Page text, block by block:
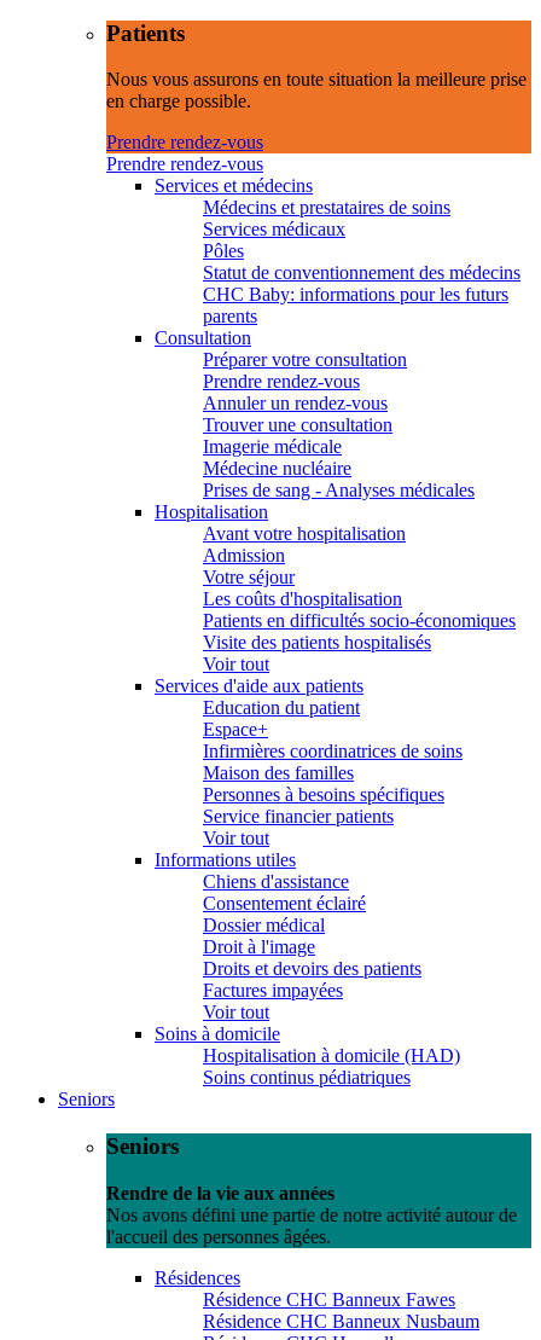
Patients
Nous vous assurons en toute situation la meilleure prise
en charge possible.
Prendre rendez-vous
Prendre rendez-vous
Services et médecins
Médecins et prestataires de soins
Services médicaux
Pôles
Statut de conventionnement des médecins
CHC Baby: informations pour les futurs
parents
Consultation
Préparer votre consultation
Prendre rendez-vous
Annuler un rendez-vous
Trouver une consultation
Imagerie médicale
Médecine nucléaire
Prises de sang - Analyses médicales
Hospitalisation
Avant votre hospitalisation
Admission
Votre séjour
Les coûts d'hospitalisation
Patients en difficultés socio-économiques
Visite des patients hospitalisés
Voir tout
Services d'aide aux patients
Education du patient
Espace+
Infirmières coordinatrices de soins
Maison des familles
Personnes à besoins spécifiques
Service financier patients
Voir tout
Informations utiles
Chiens d'assistance
Consentement éclairé
Dossier médical
Droit à l'image
Droits et devoirs des patients
Factures impayées
Voir tout
Soins à domicile
Hospitalisation à domicile (HAD)
Soins continus pédiatriques
Seniors
Seniors
Rendre de la vie aux années
Nos avons défini une partie de notre activité autour de
l'accueil des personnes âgées.
Résidences
Résidence CHC Banneux Fawes
Résidence CHC Banneux Nusbaum